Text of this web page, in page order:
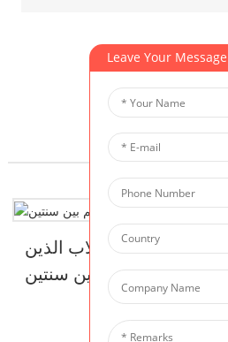
ذو الصلة
الصغار للطلاب الذين
تتراوح أعمارهم بين سنتين
Leave Your Message